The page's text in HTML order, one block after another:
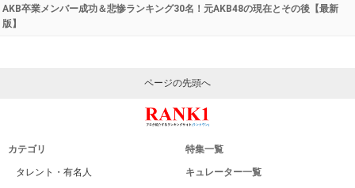
AKB卒業メンバー成功＆悲惨ランキング30名！元AKB48の現在とその後【最新
版】
ページの先頭へ
カテゴリ
タレント・有名人
特集一覧
キュレーター一覧